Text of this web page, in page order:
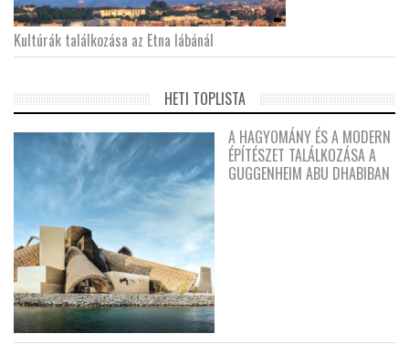
Kultúrák találkozása az Etna lábánál
HETI TOPLISTA
A HAGYOMÁNY ÉS A MODERN
ÉPÍTÉSZET TALÁLKOZÁSA A
GUGGENHEIM ABU DHABIBAN